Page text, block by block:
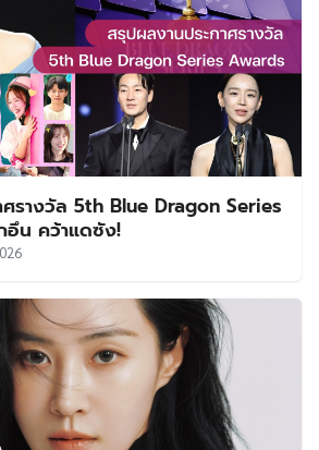
รางวัล 5th Blue Dragon Series
น คว้าแดซัง!